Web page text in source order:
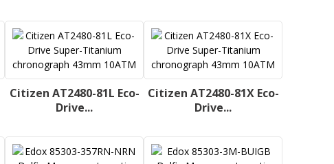
Citizen AT2480-81L Eco-
Drive...
Citizen AT2480-81X Eco-
Drive...